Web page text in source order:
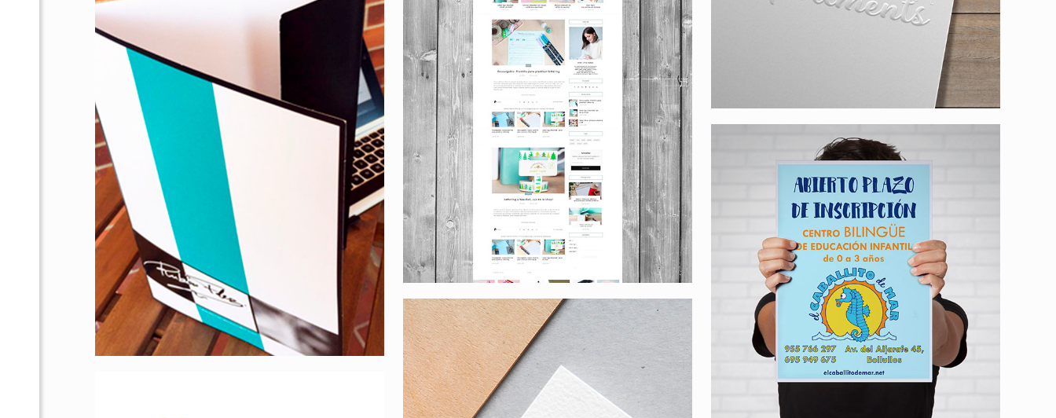
El Caballito de Mar
Apharex